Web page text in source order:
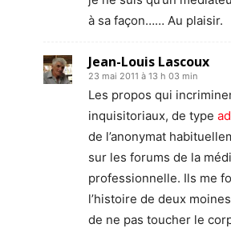
à sa façon…… Au plaisir.
Jean-Louis Lascoux
23 mai 2011 à 13 h 03 min
Les propos qui
inquisitoriaux, de type
de l’anonymat
sur les forums de la
professionnelle. Ils me
l’histoire de deux
de ne pas toucher le